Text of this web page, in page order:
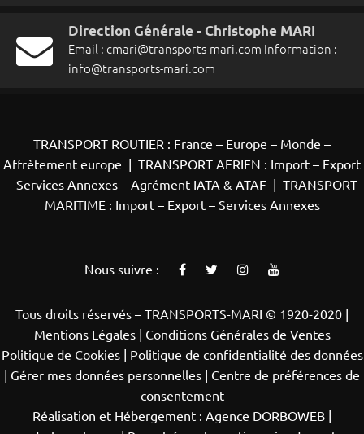
Direction Générale - Christophe MARI
Email : cmari@transports-mari.com Information :
info@transports-mari.com
TRANSPORT ROUTIER : France – Europe – Monde –
Affrètement europe
TRANSPORT AERIEN : Import – Export
– Services Annexes – Agrément IATA & ATAF
TRANSPORT
MARITIME : Import – Export – Services Annexes
Nous suivre :
Tous droits réservés – TRANSPORTS-MARI © 1920-2020 |
Mentions Légales | Conditions Générales de Ventes
Politique de Cookies| Politique de confidentialité des données
Gérer mes données personnelles
Centre de préférences de
consentement
Réalisation et Hébergement : Agence DORBOWEB